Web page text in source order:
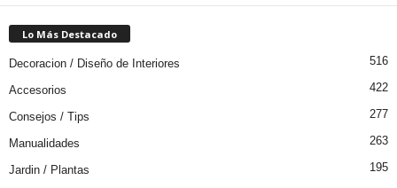
Lo Más Destacado
Decoracion / Diseño de Interiores 516
Accesorios 422
Consejos / Tips 277
Manualidades 263
Jardin / Plantas
195